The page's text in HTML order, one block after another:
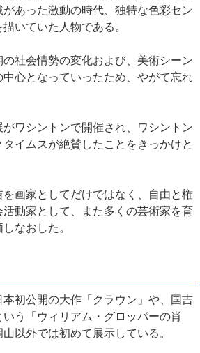
あった激動の時代、独特な色彩セン
いていた人物である。
の社会情勢の変化および、美術シーン
心となっていったため、やがて忘れ
ワシントンで開催され、ワシントン
イムスが絶賛したことをきっかけと
画家としてだけではなく、自由と権
動家として、また多くの芸術家を育
なおした。
初公開の大作「クラウン」や、国吉
う「ウィリアム・グロッパーの肖
以外では初めて展示している。